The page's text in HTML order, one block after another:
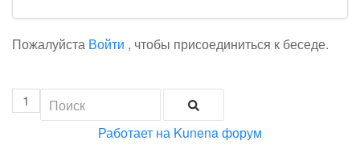
Пожалуйста Войти , чтобы присоединиться к беседе.
1
Работает на Kunena форум